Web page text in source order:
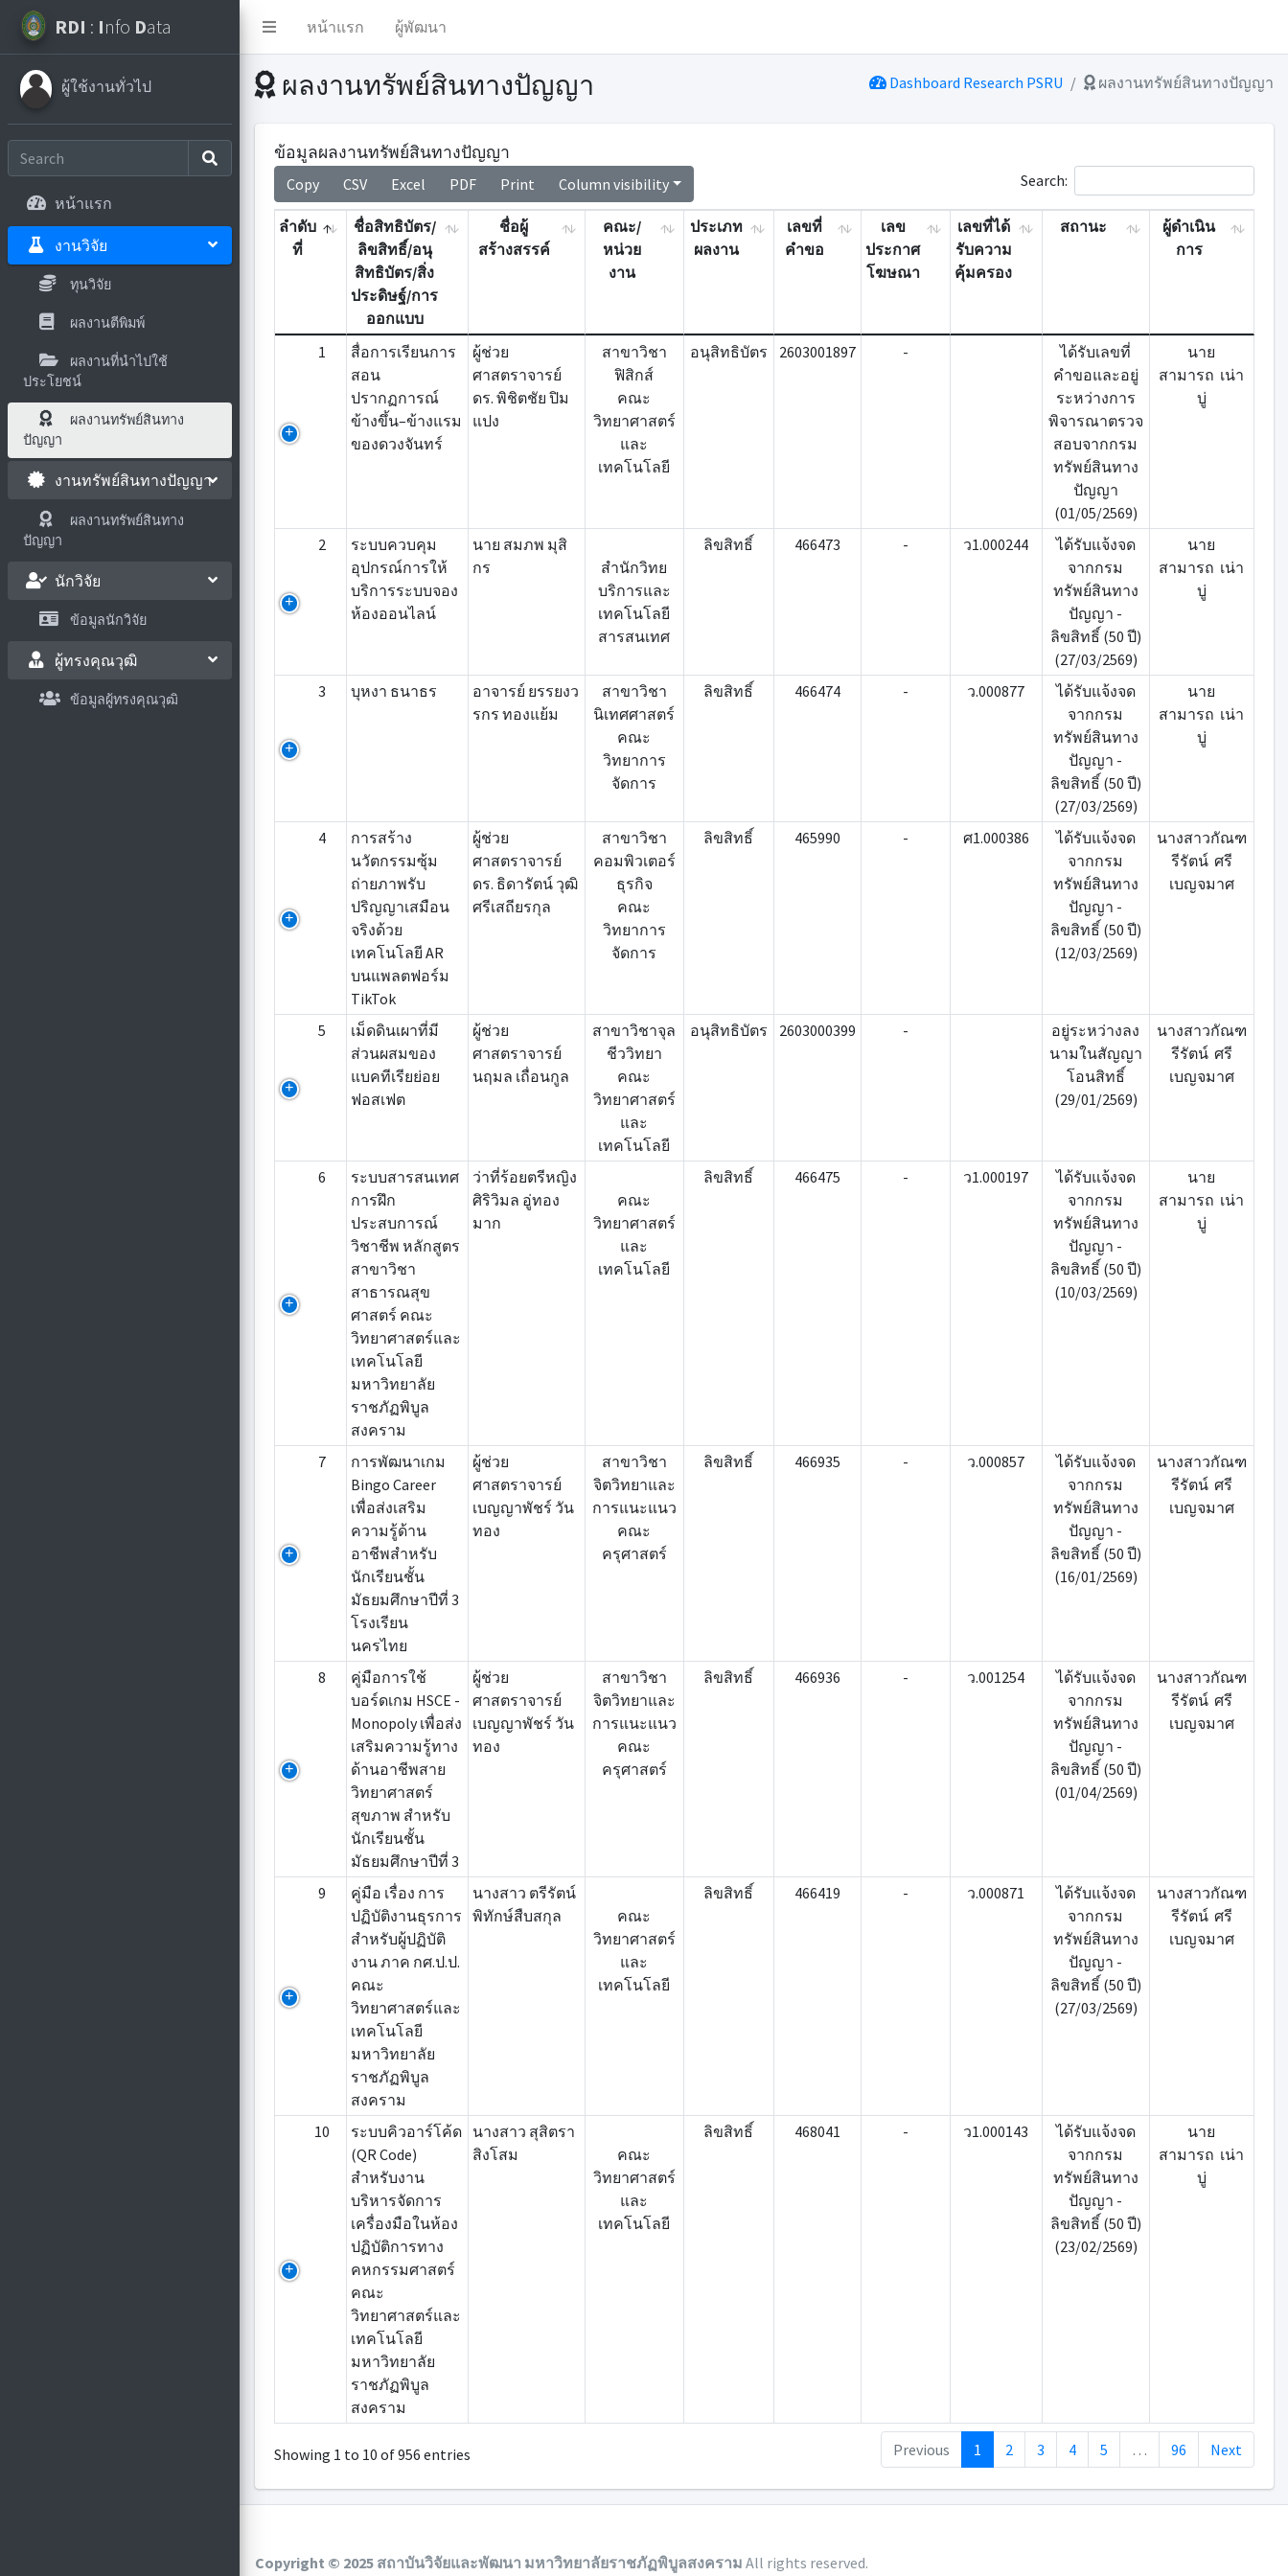
หน้าแรก ผู้พัฒนา
RDI : Info Data
ผู้ใช้งานทั่วไป
หน้าแรก
งานวิจัย
ทุนวิจัย
ผลงานตีพิมพ์
ผลงานที่นำไปใช้
ประโยชน์
ผลงานทรัพย์สินทาง
ปัญญา
งานทรัพย์สินทางปัญญา
ผลงานทรัพย์สินทาง
ปัญญา
นักวิจัย
ข้อมูลนักวิจัย
ผู้ทรงคุณวุฒิ
ข้อมูลผู้ทรงคุณวุฒิ
ผลงานทรัพย์สินทางปัญญา Dashboard Research PSRU ผลงานทรัพย์สินทางปัญญา
ข้อมูลผลงานทรัพย์สินทางปัญญา
Copy CSV Excel PDF Print Column visibility Search:
ลำดับ
ที่
ชื่อสิทธิบัตร/
ลิขสิทธิ์/อนุ
สิทธิบัตร/สิ่ง
ประดิษฐ์/การ
ออกแบบ
ชื่อผู้
สร้างสรรค์
คณะ/
หน่วย
งาน
ประเภท
ผลงาน
เลขที่
คำขอ
เลข
ประกาศ
โฆษณา
เลขที่ได้
รับความ
คุ้มครอง
สถานะ
ผู้ดำเนิน
การ
1
สื่อการเรียนการ
สอน
ปรากฏการณ์
ข้างขึ้น–ข้างแรม
ของดวงจันทร์
ผู้ช่วย
ศาสตราจารย์
ดร. พิชิตชัย ปิม
แปง
สาขาวิชา
ฟิสิกส์
คณะ
วิทยาศาสตร์
และ
เทคโนโลยี
อนุสิทธิบัตร 2603001897 -
ได้รับเลขที่
คำขอและอยู่
ระหว่างการ
พิจารณาตรวจ
สอบจากกรม
ทรัพย์สินทาง
ปัญญา
(01/05/2569)
นาย
สามารถ เน่า
บู่
2
ระบบควบคุม
อุปกรณ์การให้
บริการระบบจอง
ห้องออนไลน์
นาย สมภพ มุสิ
กร
สำนักวิทย
บริการและ
เทคโนโลยี
สารสนเทศ
ลิขสิทธิ์ 466473 - ว1.000244
ได้รับแจ้งจด
จากกรม
ทรัพย์สินทาง
ปัญญา -
ลิขสิทธิ์ (50 ปี)
(27/03/2569)
นาย
สามารถ เน่า
บู่
3 บุหงา ธนาธร
อาจารย์ ยรรยงว
รกร ทองแย้ม
สาขาวิชา
นิเทศศาสตร์
คณะ
วิทยาการ
จัดการ
ลิขสิทธิ์ 466474 - ว.000877
ได้รับแจ้งจด
จากกรม
ทรัพย์สินทาง
ปัญญา -
ลิขสิทธิ์ (50 ปี)
(27/03/2569)
นาย
สามารถ เน่า
บู่
4
การสร้าง
นวัตกรรมซุ้ม
ถ่ายภาพรับ
ปริญญาเสมือน
จริงด้วย
เทคโนโลยี AR
บนแพลตฟอร์ม
TikTok
ผู้ช่วย
ศาสตราจารย์
ดร. ธิดารัตน์ วุฒิ
ศรีเสถียรกุล
สาขาวิชา
คอมพิวเตอร์
ธุรกิจ
คณะ
วิทยาการ
จัดการ
ลิขสิทธิ์ 465990 - ศ1.000386
ได้รับแจ้งจด
จากกรม
ทรัพย์สินทาง
ปัญญา -
ลิขสิทธิ์ (50 ปี)
(12/03/2569)
นางสาวกัณฑ
รีรัตน์ ศรี
เบญจมาศ
5
เม็ดดินเผาที่มี
ส่วนผสมของ
แบคทีเรียย่อย
ฟอสเฟต
ผู้ช่วย
ศาสตราจารย์
นฤมล เถื่อนกูล
สาขาวิชาจุล
ชีววิทยา
คณะ
วิทยาศาสตร์
และ
เทคโนโลยี
อนุสิทธิบัตร 2603000399 -
อยู่ระหว่างลง
นามในสัญญา
โอนสิทธิ์
(29/01/2569)
นางสาวกัณฑ
รีรัตน์ ศรี
เบญจมาศ
6
ระบบสารสนเทศ
การฝึก
ประสบการณ์
วิชาชีพ หลักสูตร
สาขาวิชา
สาธารณสุข
ศาสตร์ คณะ
วิทยาศาสตร์และ
เทคโนโลยี
มหาวิทยาลัย
ราชภัฏพิบูล
สงคราม
ว่าที่ร้อยตรีหญิง
ศิริวิมล อู่ทอง
มาก
คณะ
วิทยาศาสตร์
และ
เทคโนโลยี
ลิขสิทธิ์ 466475 - ว1.000197
ได้รับแจ้งจด
จากกรม
ทรัพย์สินทาง
ปัญญา -
ลิขสิทธิ์ (50 ปี)
(10/03/2569)
นาย
สามารถ เน่า
บู่
7
การพัฒนาเกม
Bingo Career
เพื่อส่งเสริม
ความรู้ด้าน
อาชีพสำหรับ
นักเรียนชั้น
มัธยมศึกษาปีที่ 3
โรงเรียน
นครไทย
ผู้ช่วย
ศาสตราจารย์
เบญญาพัชร์ วัน
ทอง
สาขาวิชา
จิตวิทยาและ
การแนะแนว
คณะ
ครุศาสตร์
ลิขสิทธิ์ 466935 - ว.000857
ได้รับแจ้งจด
จากกรม
ทรัพย์สินทาง
ปัญญา -
ลิขสิทธิ์ (50 ปี)
(16/01/2569)
นางสาวกัณฑ
รีรัตน์ ศรี
เบญจมาศ
8
คู่มือการใช้
บอร์ดเกม HSCE -
Monopoly เพื่อส่ง
เสริมความรู้ทาง
ด้านอาชีพสาย
วิทยาศาสตร์
สุขภาพ สำหรับ
นักเรียนชั้น
มัธยมศึกษาปีที่ 3
ผู้ช่วย
ศาสตราจารย์
เบญญาพัชร์ วัน
ทอง
สาขาวิชา
จิตวิทยาและ
การแนะแนว
คณะ
ครุศาสตร์
ลิขสิทธิ์ 466936 - ว.001254
ได้รับแจ้งจด
จากกรม
ทรัพย์สินทาง
ปัญญา -
ลิขสิทธิ์ (50 ปี)
(01/04/2569)
นางสาวกัณฑ
รีรัตน์ ศรี
เบญจมาศ
9
คู่มือ เรื่อง การ
ปฏิบัติงานธุรการ
สำหรับผู้ปฏิบัติ
งาน ภาค กศ.ป.ป.
คณะ
วิทยาศาสตร์และ
เทคโนโลยี
มหาวิทยาลัย
ราชภัฏพิบูล
สงคราม
นางสาว ตรีรัตน์
พิทักษ์สืบสกุล
คณะ
วิทยาศาสตร์
และ
เทคโนโลยี
ลิขสิทธิ์ 466419 - ว.000871
ได้รับแจ้งจด
จากกรม
ทรัพย์สินทาง
ปัญญา -
ลิขสิทธิ์ (50 ปี)
(27/03/2569)
นางสาวกัณฑ
รีรัตน์ ศรี
เบญจมาศ
10
ระบบคิวอาร์โค้ด
(QR Code)
สำหรับงาน
บริหารจัดการ
เครื่องมือในห้อง
ปฏิบัติการทาง
คหกรรมศาสตร์
คณะ
วิทยาศาสตร์และ
เทคโนโลยี
มหาวิทยาลัย
ราชภัฏพิบูล
สงคราม
นางสาว สุสิตรา
สิงโสม
คณะ
วิทยาศาสตร์
และ
เทคโนโลยี
ลิขสิทธิ์ 468041 - ว1.000143
ได้รับแจ้งจด
จากกรม
ทรัพย์สินทาง
ปัญญา -
ลิขสิทธิ์ (50 ปี)
(23/02/2569)
นาย
สามารถ เน่า
บู่
Showing 1 to 10 of 956 entries Previous 1 2 3 4 5 … 96 Next
Copyright © 2025 สถาบันวิจัยและพัฒนา มหาวิทยาลัยราชภัฏพิบูลสงคราม All rights reserved.